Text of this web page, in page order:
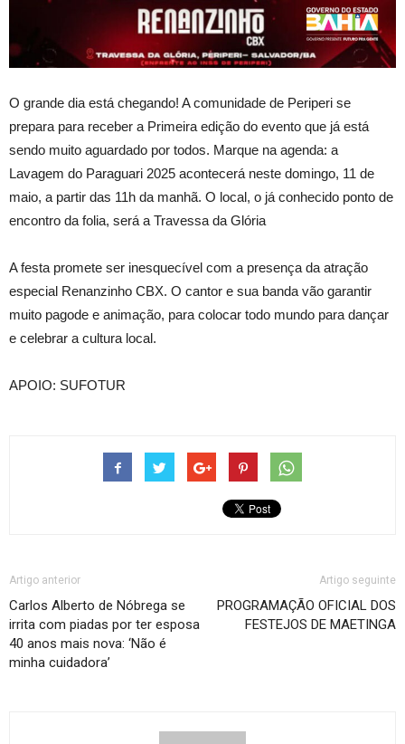
O grande dia está chegando! A comunidade de Periperi se
prepara para receber a Primeira edição do evento que já está
sendo muito aguardado por todos. Marque na agenda: a
Lavagem do Paraguari 2025 acontecerá neste domingo, 11 de
maio, a partir das 11h da manhã. O local, o já conhecido ponto de
encontro da folia, será a Travessa da Glória
A festa promete ser inesquecível com a presença da atração
especial Renanzinho CBX. O cantor e sua banda vão garantir
muito pagode e animação, para colocar todo mundo para dançar
e celebrar a cultura local.
APOIO: SUFOTUR
Artigo anterior
Carlos Alberto de Nóbrega se
irrita com piadas por ter esposa
40 anos mais nova: ‘Não é
minha cuidadora’
Artigo seguinte
PROGRAMAÇÃO OFICIAL DOS
FESTEJOS DE MAETINGA